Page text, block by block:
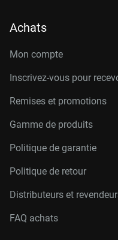
Achats
Mon compte
Inscrivez-vous pour
Remises et promotions
Gamme de produits
Politique de garantie
Politique de retour
Distributeurs et
FAQ achats